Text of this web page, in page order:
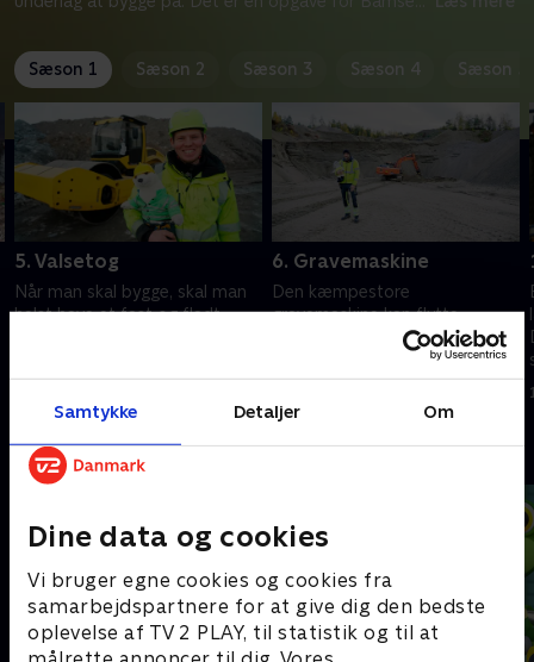
Samtykke Detaljer Om
Dine data og cookies
Vi bruger egne cookies og cookies fra
samarbejdspartnere for at give dig den bedste
oplevelse af TV 2 PLAY, til statistik og til at
Sæson 1 Sæson 2 Sæson 3 Sæson 4 Sæson 5
5. Valsetog
Når man skal bygge, skal man
helst have et fast og fladt
og valsetoget.
6. Gravemaskine
Den kæmpestore
gravemaskine kan flytte
kæmpestore bunker af grus
eller sand med et snuptag. Og
Bamse Broom får lov til at
køre med.
Andre så også